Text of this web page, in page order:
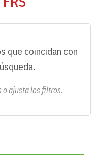
que coincidan con
o ajusta los filtros.